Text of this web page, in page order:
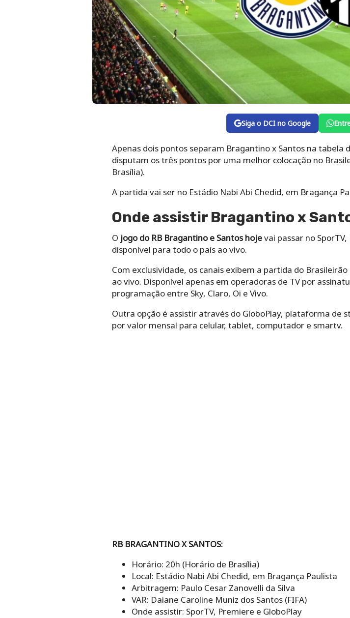
Siga o DCI no Google
Apenas dois pontos separam Bragantino x Santos na tabela
disputam os três pontos por uma melhor colocação no
Brasília).
A partida vai ser no Estádio Nabi Abi Chedid, em Bragança
Onde assistir Bragantino x
O jogo do RB Bragantino e Santos hojevai passar no
disponível para todo o país ao vivo.
Com exclusividade, os canais exibem a partida do
ao vivo. Disponível apenas em operadoras de TV por
programação entre Sky, Claro, Oi e Vivo.
Outra opção é assistir através do GloboPlay, plataforma de
por valor mensal para celular, tablet, computador e smartv.
RB BRAGANTINO X SANTOS:
Horário: 20h (Horário de Brasília)
Local: Estádio Nabi Abi Chedid, em Bragança Paulista
Arbitragem: Paulo Cesar Zanovelli da Silva
VAR: Daiane Caroline Muniz dos Santos (FIFA)
Onde assistir: SporTV, Premiere e GloboPlay